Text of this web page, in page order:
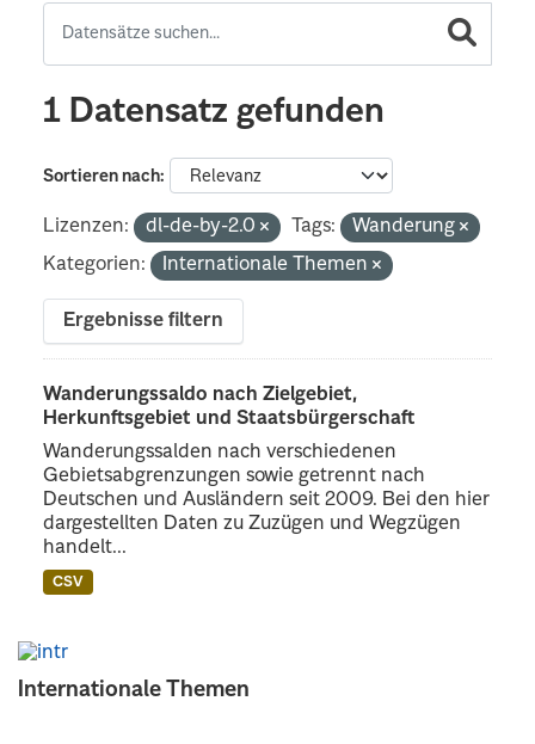
Internationale Themen
1 Datensatz gefunden
Sortieren nach
Lizenzen: dl-de-by-2.0 Tags:
Wanderung
Kategorien:
Internationale Themen
Ergebnisse filtern
Wanderungssaldo nach Zielgebiet,
Herkunftsgebiet und Staatsbürgerschaft
Wanderungssalden nach verschiedenen
Gebietsabgrenzungen sowie getrennt nach
Deutschen und Ausländern seit 2009. Bei den hier
dargestellten Daten zu Zuzügen und Wegzügen
handelt...
CSV